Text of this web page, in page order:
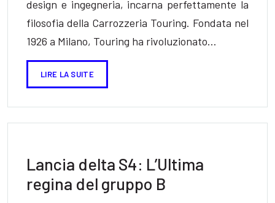
design e ingegneria, incarna perfettamente la
filosofia della Carrozzeria Touring. Fondata nel
1926 a Milano, Touring ha rivoluzionato…
LIRE LA SUITE
Lancia delta S4: L’Ultima
regina del gruppo B